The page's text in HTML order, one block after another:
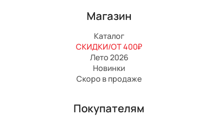
Магазин
Каталог
СКИДКИ/ОТ 400₽
Лето 2026
Новинки
Скоро в продаже
Покупателям